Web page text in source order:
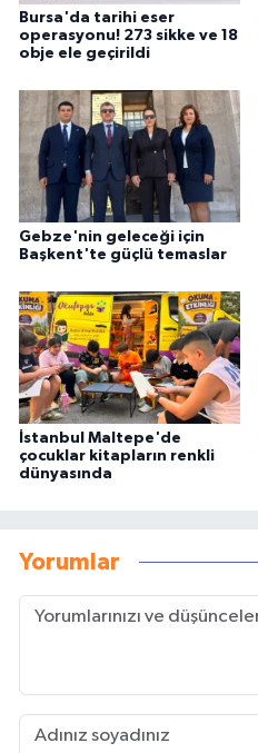
Bursa'da tarihi eser
operasyonu! 273 sikke ve 18
obje ele geçirildi
Gebze'nin geleceği için
Başkent'te güçlü temaslar
İstanbul Maltepe'de
çocuklar kitapların renkli
dünyasında
Yorumlar